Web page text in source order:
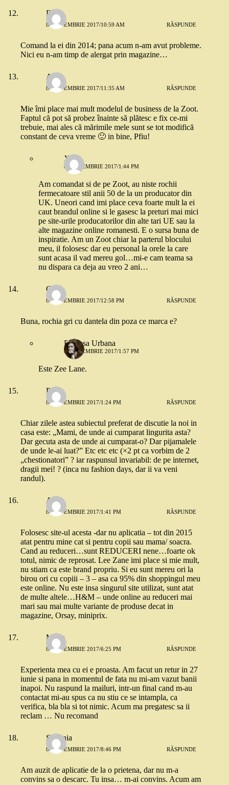
DV
8 SEPTEMBRIE 2017/10:59 AM RĂSPUNDE
Comand la ei din 2014; pana acum n-am avut probleme.
Nici eu n-am timp de alergat prin magazine…
Alina
8 SEPTEMBRIE 2017/11:35 AM RĂSPUNDE
Mie îmi place mai mult modelul de business de la Zoot.
Faptul că pot să probez înainte să plătesc e fix ce-mi
trebuie, mai ales că mărimile mele sunt se tot modifică
constant de ceva vreme 🙂 in bine, Pfiu!
X_y
8 SEPTEMBRIE 2017/1:44 PM
Am comandat si de pe Zoot, au niste rochii
fermecatoare stil anii 50 de la un producator din
UK. Uneori cand imi place ceva foarte mult la ei
caut brandul online si le gasesc la preturi mai mici
pe site-urile producatorilor din alte tari UE sau la
alte magazine online romanesti. E o sursa buna de
inspiratie. Am un Zoot chiar la parterul blocului
meu, il folosesc dar eu personal la orele la care
sunt acasa il vad mereu gol…mi-e cam teama sa
nu dispara ca deja au vreo 2 ani…
Gabi
8 SEPTEMBRIE 2017/12:58 PM RĂSPUNDE
Buna, rochia gri cu dantela din poza ce marca e?
Printesa Urbana
8 SEPTEMBRIE 2017/1:57 PM
Este Zee Lane.
Paula
8 SEPTEMBRIE 2017/1:24 PM RĂSPUNDE
Chiar zilele astea subiectul preferat de discutie la noi in
casa este: „Mami, de unde ai cumparat lingurita asta?
Dar gecuta asta de unde ai cumparat-o? Dar pijamalele
de unde le-ai luat?” Etc etc etc (×2 pt ca vorbim de 2
„chestionatori” ? iar raspunsul invariabil: de pe internet,
dragii mei! ? (inca nu fashion days, dar ii va veni
randul).
A_A
8 SEPTEMBRIE 2017/1:41 PM RĂSPUNDE
Folosesc site-ul acesta -dar nu aplicatia – tot din 2015
atat pentru mine cat si pentru copii sau mama/ soacra.
Cand au reduceri…sunt REDUCERI nene…foarte ok
totul, nimic de reprosat. Lee Zane imi place si mie mult,
nu stiam ca este brand propriu. Si eu sunt mereu ori la
birou ori cu copiii – 3 – asa ca 95% din shoppingul meu
este online. Nu este insa singurul site utilizat, sunt atat
de multe altele…H&M – unde online au reduceri mai
mari sau mai multe variante de produse decat in
magazine, Orsay, miniprix.
Maria
8 SEPTEMBRIE 2017/6:25 PM RĂSPUNDE
Experienta mea cu ei e proasta. Am facut un retur in 27
iunie si pana in momentul de fata nu mi-am vazut banii
inapoi. Nu raspund la mailuri, intr-un final cand m-au
contactat mi-au spus ca nu stiu ce se intampla, ca
verifica, bla bla si tot nimic. Acum ma pregatesc sa ii
reclam … Nu recomand
Stefania
8 SEPTEMBRIE 2017/8:46 PM RĂSPUNDE
Am auzit de aplicatie de la o prietena, dar nu m-a
convins sa o descarc. Tu insa… m-ai convins. Acum am